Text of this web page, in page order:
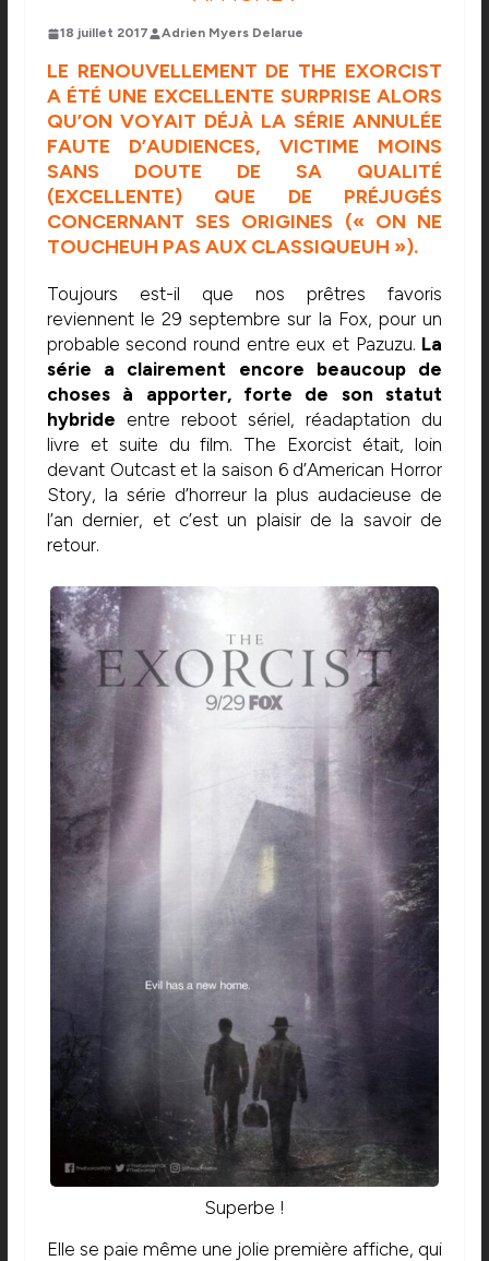
18 juillet 2017 Adrien Myers Delarue
LE RENOUVELLEMENT DE THE EXORCIST
A ÉTÉ UNE EXCELLENTE SURPRISE ALORS
QU’ON VOYAIT DÉJÀ LA SÉRIE ANNULÉE
FAUTE D’AUDIENCES, VICTIME MOINS
SANS DOUTE DE SA QUALITÉ
(EXCELLENTE) QUE DE PRÉJUGÉS
CONCERNANT SES ORIGINES (« ON NE
TOUCHEUH PAS AUX CLASSIQUEUH »).
Toujours est-il que nos prêtres favoris
reviennent le 29 septembre sur la Fox, pour un
probable second round entre eux et Pazuzu. La
série a clairement encore beaucoup de
choses à apporter, forte de son statut
hybride entre reboot sériel, réadaptation du
livre et suite du film. The Exorcist était, loin
devant Outcast et la saison 6 d’American Horror
Story, la série d’horreur la plus audacieuse de
l’an dernier, et c’est un plaisir de la savoir de
retour.
Superbe !
Elle se paie même une jolie première affiche, qui